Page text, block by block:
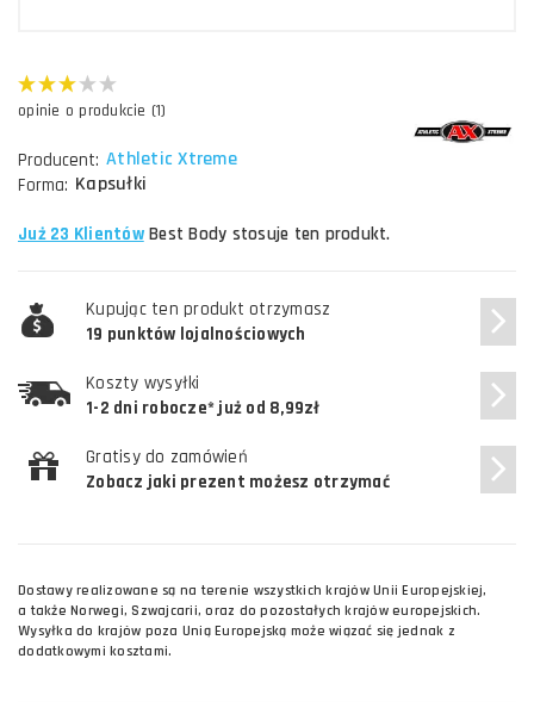
opinie o produkcie (1)
Producent: Athletic Xtreme
Forma: Kapsułki
Już 23 KlientówBest Body stosuje ten produkt.
Kupując ten produkt otrzymasz
19 punktów lojalnościowych
Koszty wysyłki
1-2 dni robocze* już od 8,99zł
Gratisy do zamówień
Zobacz jaki prezent możesz otrzymać
Dostawy realizowane są na terenie wszystkich krajów Unii Europejskiej,
a także Norwegi, Szwajcarii, oraz do pozostałych krajów europejskich.
Wysyłka do krajów poza Unią Europejską może wiązać się jednak z
dodatkowymi kosztami.